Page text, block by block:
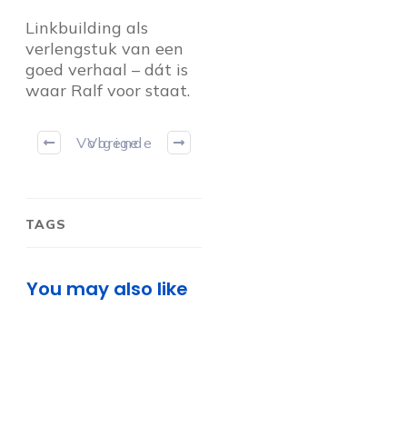
Linkbuilding als
verlengstuk van een
goed verhaal – dát is
waar Ralf voor staat.
Vorige
Volgende
TAGS
You may also like